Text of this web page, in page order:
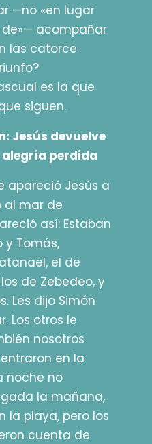
—no «en lugar
de»— acompañar
las catorce
es la que
siguen.
Jesús devuelve
perdida
apareció Jesús a
al mar de
así: Estaban
y Tomás,
el de
de Zebedeo, y
Les dijo Simón
Los otros le
nosotros
en la
noche no
la mañana,
la playa, pero los
cuenta de